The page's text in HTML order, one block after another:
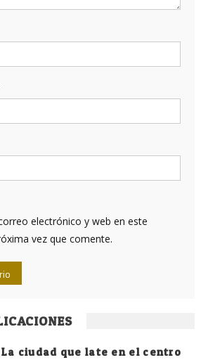
electrónico y web en este
vez que comente.
La ciudad que late en el centro